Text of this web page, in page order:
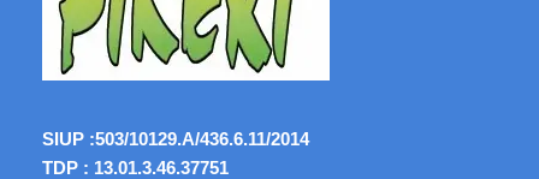
SIUP :503/10129.A/436.6.11/2014
TDP : 13.01.3.46.37751